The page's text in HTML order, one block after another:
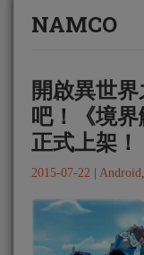
NAMCO
開啟異世界
吧！《境界
正式上架！
2015-07-22 Android,